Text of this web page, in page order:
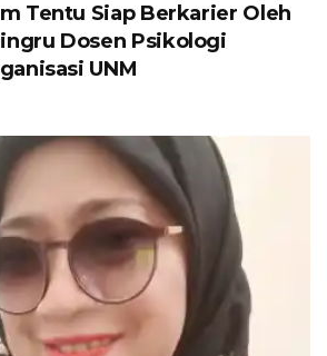
Tentu Siap Berkarier Oleh
Dosen Psikologi
UNM